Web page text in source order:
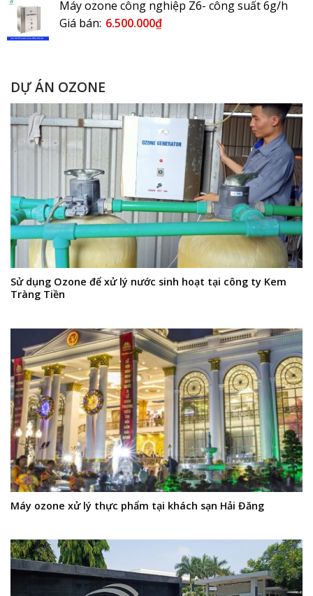
Máy ozone công nghiệp Z6- công suất 6g/h
Giá bán: 6.500.000₫
DỰ ÁN OZONE
Sử dụng Ozone để xử lý nước sinh hoạt tại công ty Kem
Tràng Tiền
Máy ozone xử lý thực phẩm tại khách sạn Hải Đăng